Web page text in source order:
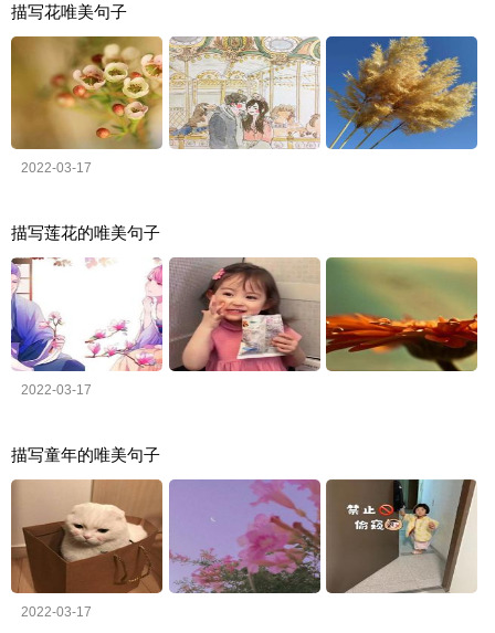
描写花唯美句子
2022-03-17
描写莲花的唯美句子
2022-03-17
描写童年的唯美句子
2022-03-17